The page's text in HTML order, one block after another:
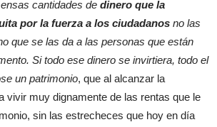
cantidades de dinero que la
por la fuerza a los ciudadanos no las
que se las da a las personas que están
Si todo ese dinero se invirtiera, todo el
un patrimonio, que al alcanzar la
vivir muy dignamente de las rentas que le
sin las estrecheces que hoy en día